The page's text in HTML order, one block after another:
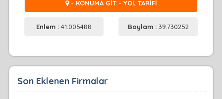
- KONUMA GİT - YOL TARİFİ
Enlem :41.005488 Boylam : 39.730252
Son Eklenen Firmalar